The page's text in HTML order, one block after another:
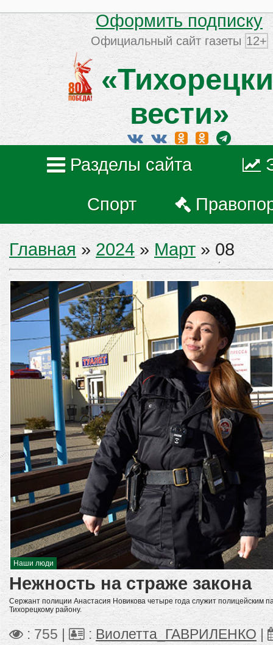
Оформить подписку
Официальный сайт газеты 12+
вести»
Разделы сайта
Спорт
Главная » 2024 » Март » 08
Наши люди
Нежность на страже закона
Сержант полиции Анастасия Новикова четыре года служит полицейским
Тихорецкому району.
: 755 | : Виолетта_ГАВРИЛЕНКО